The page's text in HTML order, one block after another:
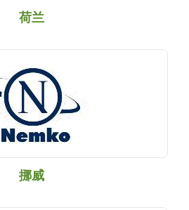
荷兰
挪威